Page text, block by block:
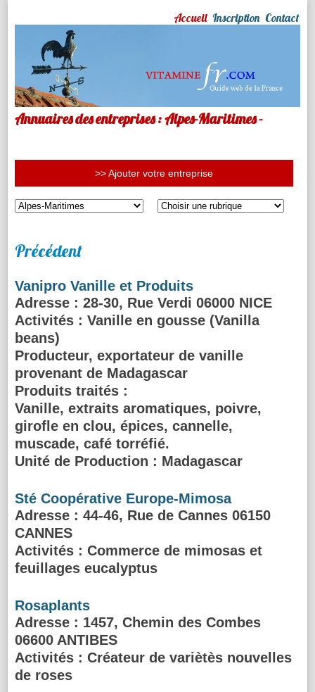
Accueil Inscription Contact
Annuaires des entreprises : Alpes-Maritimes -
>> Ajouter votre entreprise
Précédent
Vanipro Vanille et Produits
Adresse : 28-30, Rue Verdi 06000 NICE
Activités : Vanille en gousse (Vanilla
beans)
Producteur, exportateur de vanille
provenant de Madagascar
Produits traités :
Vanille, extraits aromatiques, poivre,
girofle en clou, épices, cannelle,
muscade, café torréfié.
Unité de Production : Madagascar
Sté Coopérative Europe-Mimosa
Adresse : 44-46, Rue de Cannes 06150
CANNES
Activités : Commerce de mimosas et
feuillages eucalyptus
Rosaplants
Adresse : 1457, Chemin des Combes
06600 ANTIBES
Activités : Créateur de variètès nouvelles
de roses